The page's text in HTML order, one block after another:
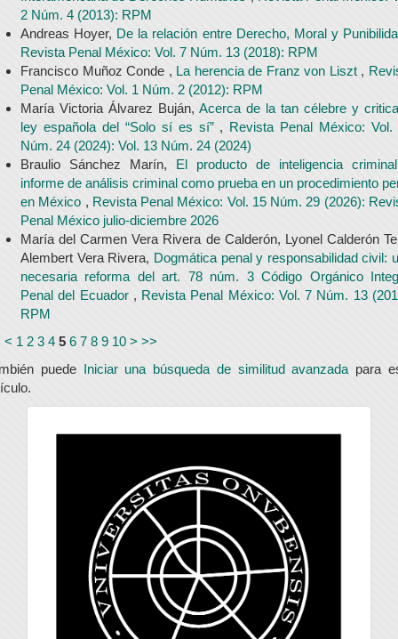
2 Núm. 4 (2013): RPM
Andreas Hoyer, De la relación entre Derecho, Moral y
Revista Penal México: Vol. 7 Núm. 13 (2018): RPM
Francisco Muñoz Conde , La herencia de Franz von Liszt ,
Penal México: Vol. 1 Núm. 2 (2012): RPM
María Victoria Álvarez Buján, Acerca de la tan célebre y
ley española del “Solo sí es sí” , Revista Penal México: Vol.
Núm. 24 (2024): Vol. 13 Núm. 24 (2024)
Braulio Sánchez Marín, El producto de inteligencia
informe de análisis criminal como prueba en un procedimiento
en México , Revista Penal México: Vol. 15 Núm. 29 (2026):
Penal México julio-diciembre 2026
María del Carmen Vera Rivera de Calderón, Lyonel Calderón
Alembert Vera Rivera, Dogmática penal y responsabilidad civil:
necesaria reforma del art. 78 núm. 3 Código Orgánico
Penal del Ecuador , Revista Penal México: Vol. 7 Núm. 13
RPM
< 1 2 3 4 5 6 7 8 9 10 > >>
puede Iniciar una búsqueda de similitud avanzada para
universidad